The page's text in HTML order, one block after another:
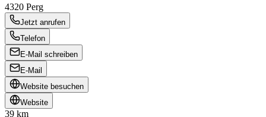
4320 Perg
Jetzt anrufen
Telefon
E-Mail schreiben
E-Mail
Website besuchen
Website
39 km